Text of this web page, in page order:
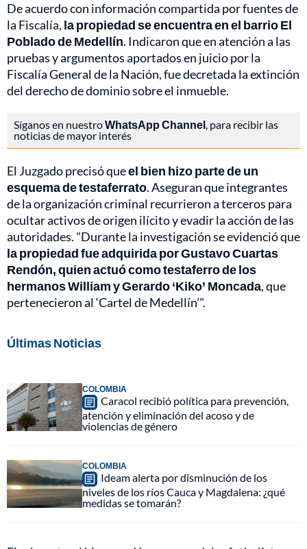
De acuerdo con información compartida por fuentes de
la Fiscalía, la propiedad se encuentra en el barrio El
Poblado de Medellín. Indicaron que en atención a las
pruebas y argumentos aportados en juicio por la
Fiscalía General de la Nación, fue decretada la extinción
del derecho de dominio sobre el inmueble.
Síganos en nuestroWhatsApp Channel, para recibir las
noticias de mayor interés
El Juzgado precisó queel bien hizo parte de un
esquema de testaferrato. Aseguran que integrantes
de la organización criminal recurrieron a terceros para
ocultar activos de origen ilícito y evadir la acción de las
autoridades. "Durante la investigación se evidenció que
la propiedad fue adquirida por Gustavo Cuartas
Rendón, quien actuó como testaferro de los
hermanos William y Gerardo ‘Kiko’ Moncada, que
pertenecieron al ‘Cartel de Medellín’".
Últimas Noticias
COLOMBIA
Caracol recibió política para prevención,
atención y eliminación del acoso y de
violencias de género
COLOMBIA
Ideam alerta por disminución de los
niveles de los ríos Cauca y Magdalena: ¿qué
medidas se tomarán?